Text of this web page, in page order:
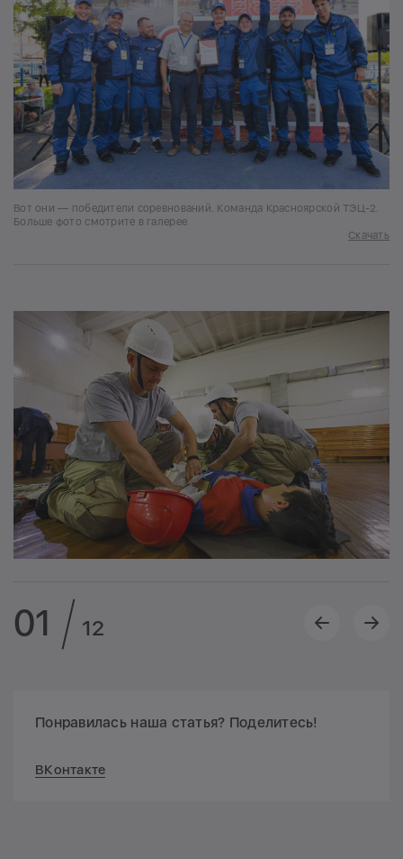
Вот они — победители соревнований. Команда Красноярской ТЭЦ-2.
Больше фото смотрите в галерее
Скачать
01 12
Понравилась наша статья? Поделитесь!
ВКонтакте